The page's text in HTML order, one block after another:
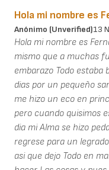
Hola mi nombre es
Anónimo (unverified)13
Hola mi nombre es
mismo que a muchas
embarazo Todo estaba
dias por un pequeño
me hizo un eco en
pero cuando quisimos
dia mi Alma se hizo
regrese para un
asi que dejo Todo en